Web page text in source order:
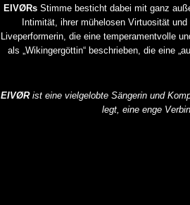
EIVØRs Stimme besticht dabei mit ganz
Intimität, ihrer mühelosen Virtuosität
Liveperformerin, die eine temperamentvolle
als „Wikingergöttin“ beschrieben, die eine
EIVØRist eine vielgelobte Sängerin und
legt, eine enge